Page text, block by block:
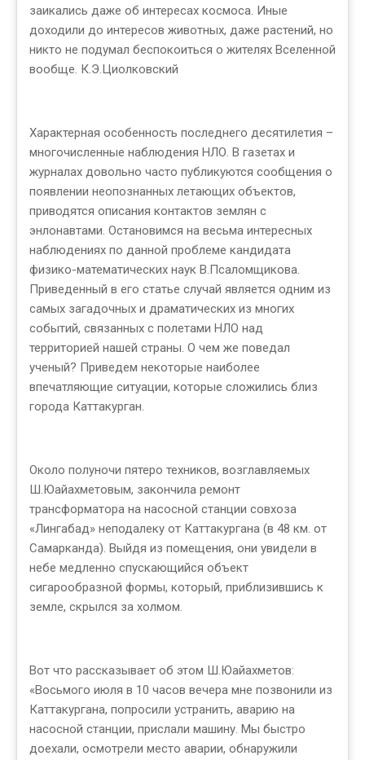
заикались даже об интересах космоса. Иные
доходили до интересов животных, даже растений, но
никто не подумал беспокоиться о жителях Вселенной
вообще. К.Э.Циолковский
Характерная особенность последнего десятилетия –
многочисленные наблюдения НЛО. В газетах и
журналах довольно часто публикуются сообщения о
появлении неопознанных летающих объектов,
приводятся описания контактов землян с
энлонавтами. Остановимся на весьма интересных
наблюдениях по данной проблеме кандидата
физико-математических наук В.Псаломщикова.
Приведенный в его статье случай является одним из
самых загадочных и драматических из многих
событий, связанных с полетами НЛО над
территорией нашей страны. О чем же поведал
ученый? Приведем некоторые наиболее
впечатляющие ситуации, которые сложились близ
города Каттакурган.
Около полуночи пятеро техников, возглавляемых
Ш.Юайахметовым, закончила ремонт
трансформатора на насосной станции совхоза
«Лингабад» неподалеку от Каттакургана (в 48 км. от
Самарканда). Выйдя из помещения, они увидели в
небе медленно спускающийся объект
сигарообразной формы, который, приблизившись к
земле, скрылся за холмом.
Вот что рассказывает об этом Ш.Юайахметов:
«Восьмого июля в 10 часов вечера мне позвонили из
Каттакургана, попросили устранить, аварию на
насосной станции, прислали машину. Мы быстро
доехали, осмотрели место аварии, обнаружили